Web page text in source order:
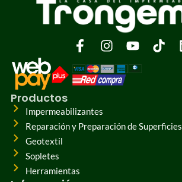
Productos
Impermeabilizantes
Reparación y Preparación de Superficies
Geotextil
Sopletes
Herramientas